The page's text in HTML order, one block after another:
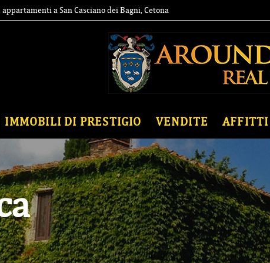
a San Casciano dei Bagni, Cetona
IMMOBILI DI PRESTIGIO VENDITE AFFITTI